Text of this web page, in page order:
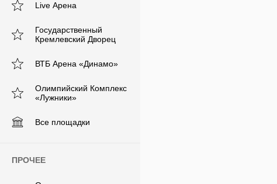
Live Арена
Государственный
Кремлевский Дворец
ВТБ Арена «Динамо»
Олимпийский Комплекс
«Лужники»
Все площадки
ПРОЧЕЕ